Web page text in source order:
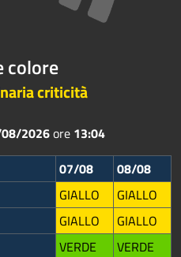
colore
criticità
2026ore 13:04
07/08
08/08
GIALLO
GIALLO
GIALLO
GIALLO
VERDE
VERDE